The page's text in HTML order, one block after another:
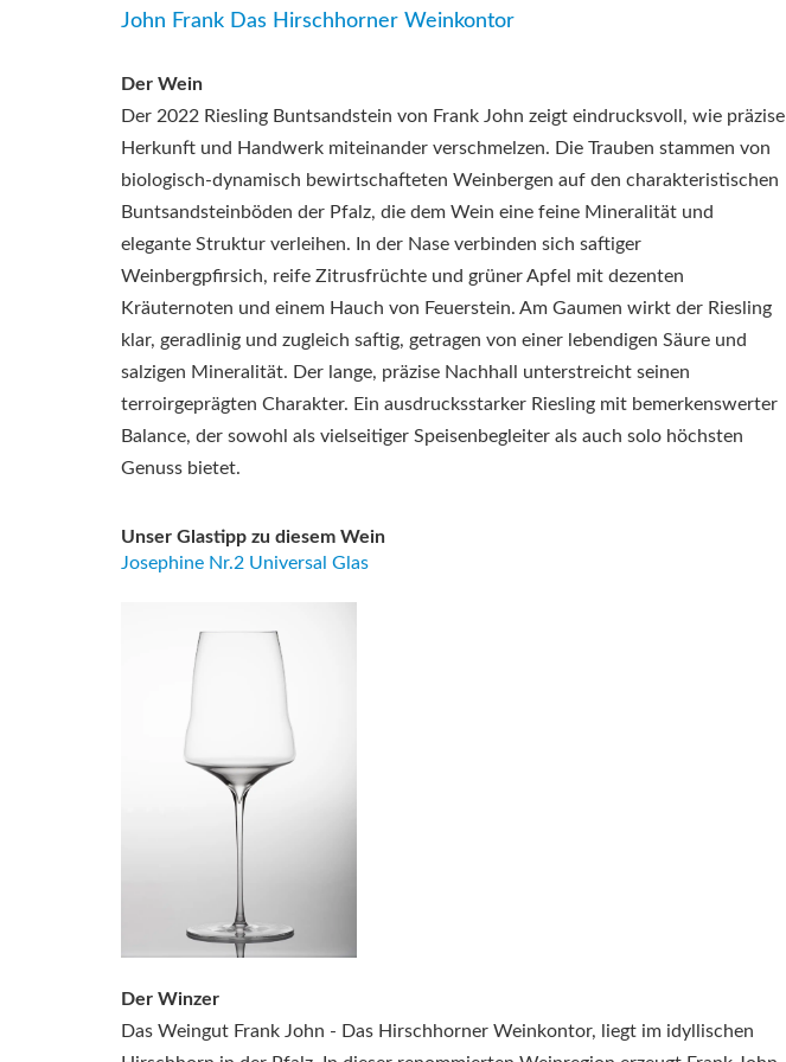
John Frank Das Hirschhorner Weinkontor
Der Wein
Der 2022 Riesling Buntsandstein von Frank John zeigt eindrucksvoll, wie präzise
Herkunft und Handwerk miteinander verschmelzen. Die Trauben stammen von
biologisch-dynamisch bewirtschafteten Weinbergen auf den charakteristischen
Buntsandsteinböden der Pfalz, die dem Wein eine feine Mineralität und
elegante Struktur verleihen. In der Nase verbinden sich saftiger
Weinbergpfirsich, reife Zitrusfrüchte und grüner Apfel mit dezenten
Kräuternoten und einem Hauch von Feuerstein. Am Gaumen wirkt der Riesling
klar, geradlinig und zugleich saftig, getragen von einer lebendigen Säure und
salzigen Mineralität. Der lange, präzise Nachhall unterstreicht seinen
terroirgeprägten Charakter. Ein ausdrucksstarker Riesling mit bemerkenswerter
Balance, der sowohl als vielseitiger Speisenbegleiter als auch solo höchsten
Genuss bietet.
Unser Glastipp zu diesem Wein
Josephine Nr.2 Universal Glas
Der Winzer
Das Weingut Frank John - Das Hirschhorner Weinkontor, liegt im idyllischen